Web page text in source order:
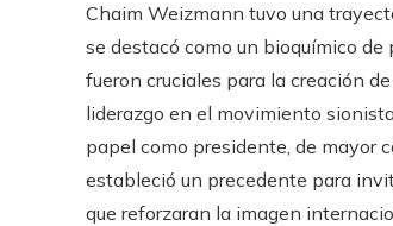
Chaim Weizmann tuvo una
se destacó como un bioquímico
fueron cruciales para la creación
liderazgo en el movimiento
papel como presidente, de mayor
estableció un precedente para
que reforzaran la imagen